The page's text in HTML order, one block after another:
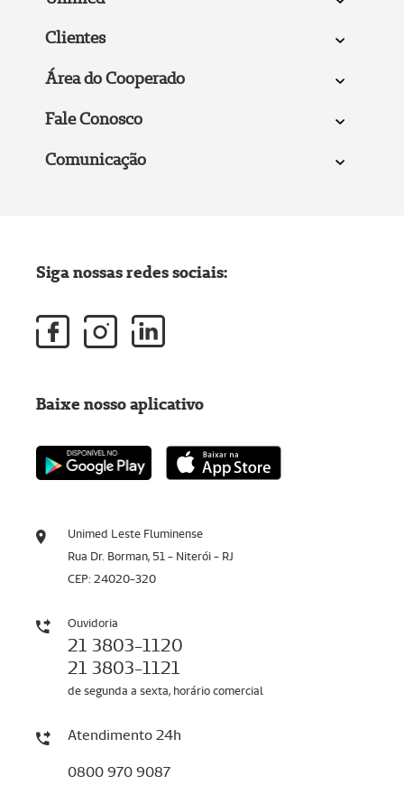
Clientes
Área do Cooperado
Fale Conosco
Comunicação
Unimed Leste Fluminense
Rua Dr. Borman, 51 - Niterói - RJ
CEP: 24020-320
Ouvidoria
21 3803-1120
21 3803-1121
de segunda a sexta, horário comercial
Atendimento 24h
0800 970 9087
Siga nossas redes sociais:
Baixe nosso aplicativo